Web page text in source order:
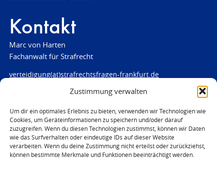
Zustimmung verwalten
Um dir ein optimales Erlebnis zu bieten, verwenden wir Technologien wie
Cookies, um Geräteinformationen zu speichern und/oder darauf
zuzugreifen. Wenn du diesen Technologien zustimmst, können wir Daten
wie das Surfverhalten oder eindeutige IDs auf dieser Website
verarbeiten. Wenn du deine Zustimmung nicht erteilst oder zurückziehst,
können bestimmte Merkmale und Funktionen beeinträchtigt werden.
Kontakt
Marc von Harten
Fachanwalt für Strafrecht
verteidigung(at)strafrechtsfragen-frankfurt.de
www.strafrechtsfragen-frankfurt.de
Louisenstraße 84
61348 Bad Homburg
Telefon:06172 - 66 28 00
Telefax: 06172 - 66 28 01